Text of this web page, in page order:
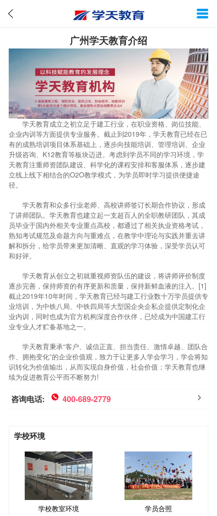
广州学天教育介绍
学天教育成立之初立足于建工行业，在职业资格、岗位技能、
企业内训等方面提供专业服务。截止到2019年，学天教育已经在已
有的成熟培训项目体系基础上，逐步向技能培训、管理培训、企业
升级咨询、K12教育等板块迈进。考虑到学员不同的学习环境，学
天教育注重师资团队建设、科学化的课程安排和客服体系，逐步建
立线上线下相结合的O2O教学模式，为学员即时学习提供便捷途
径。
学天教育和众多行业老师、高校讲师签订长期合作协议，形成
了讲师团队。学天教育也建立起一支超百人的全职教研团队，其成
员毕业于国内外相关专业重点高校，都通过了相关执业资格考试，
熟知考试规范及命题方向与重难点，在教学中理论与实践并重去讲
解和拆分，给学员带来更加清晰、直观的学习体验，深受学员认可
和好评。
学天教育从创立之初就重视师资队伍的建设，将讲师评价制度
逐步完善，保持师资的有序更新和质量，保持新鲜血液的注入。[1]
截止2019年10年时间，学天教育已经与建工行业数十万学员提供专
业培训，为中铁八局、中铁四局等大型国企央企私企提供定制化企
业内训，同时也成为官方机构深度合作伙伴，已经成为中国建工行
业专业人才贮备基地之一。
学天教育秉承“客户、诚信正直、担当责任、激情卓越、团队合
作、拥抱变化”的企业价值观，致力于让更多人学会学习，学会将知
识转化为价值输出，从而实现自身价值，社会价值；学天教育也继
续为促进教育公平而不断努力!
咨询电话: 400-689-2779
学校环境
学校教室环境 学员合照